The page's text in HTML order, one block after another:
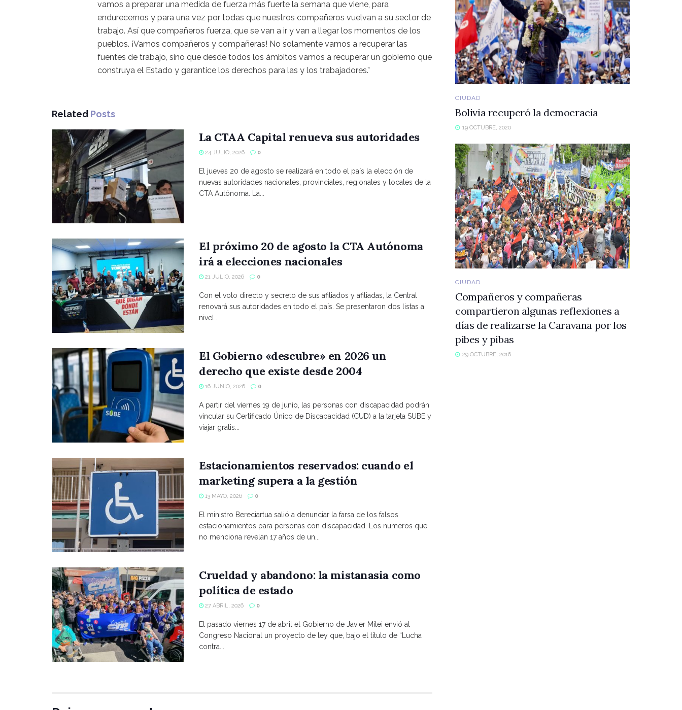
vamos a preparar una medida de fuerza más fuerte la semana que viene, para
endurecernos y para una vez por todas que nuestros compañeros vuelvan a su sector de
trabajo. Así que compañeros fuerza, que se van a ir y van a llegar los momentos de los
pueblos. ¡Vamos compañeros y compañeras! No solamente vamos a recuperar las
fuentes de trabajo, sino que desde todos los ámbitos vamos a recuperar un gobierno que
construya el Estado y garantice los derechos para las y los trabajadores.”
Related Posts
La CTAA Capital renueva sus autoridades
24 JULIO, 2026 0
El jueves 20 de agosto se realizará en todo el país la elección de
nuevas autoridades nacionales, provinciales, regionales y locales de la
CTA Autónoma. La...
El próximo 20 de agosto la CTA Autónoma
irá a elecciones nacionales
21 JULIO, 2026 0
Con el voto directo y secreto de sus afiliados y afiliadas, la Central
renovará sus autoridades en todo el país. Se presentaron dos listas a
nivel...
El Gobierno «descubre» en 2026 un
derecho que existe desde 2004
16 JUNIO, 2026 0
A partir del viernes 19 de junio, las personas con discapacidad podrán
vincular su Certificado Único de Discapacidad (CUD) a la tarjeta SUBE y
viajar gratis...
Estacionamientos reservados: cuando el
marketing supera a la gestión
13 MAYO, 2026 0
El ministro Bereciartua salió a denunciar la farsa de los falsos
estacionamientos para personas con discapacidad. Los numeros que
no menciona revelan 17 años de un...
Crueldad y abandono: la mistanasia como
política de estado
27 ABRIL, 2026 0
El pasado viernes 17 de abril el Gobierno de Javier Milei envió al
Congreso Nacional un proyecto de ley que, bajo el título de “Lucha
contra...
CIUDAD
Bolivia recuperó la democracia
19 OCTUBRE, 2020
CIUDAD
Compañeros y compañeras
compartieron algunas reflexiones a
días de realizarse la Caravana por los
pibes y pibas
29 OCTUBRE, 2016